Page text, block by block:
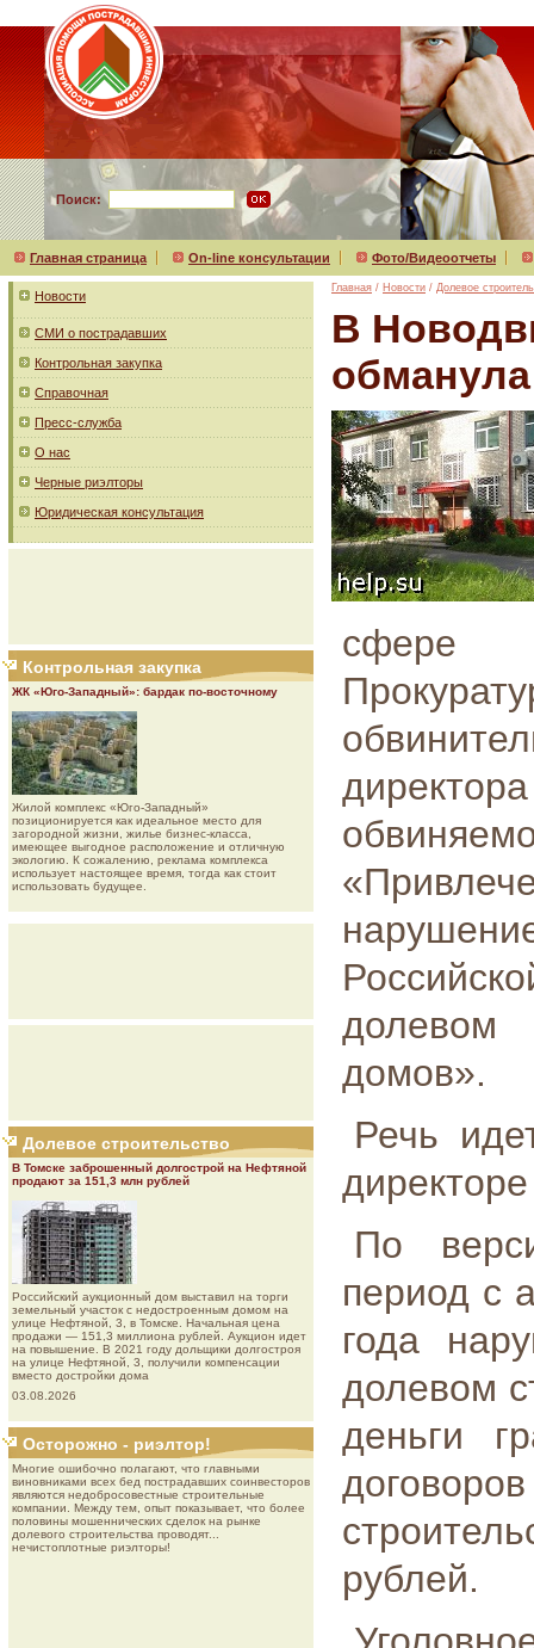
Поиск:
Главная страница On-line консультации Фото/Видеоотчеты
Новости
СМИ о пострадавших
Контрольная закупка
Справочная
Пресс-служба
О нас
Черные риэлторы
Юридическая консультация
Контрольная закупка
ЖК «Юго-Западный»: бардак по-восточному
Жилой комплекс «Юго-Западный»
позиционируется как идеальное место для
загородной жизни, жилье бизнес-класса,
имеющее выгодное расположение и отличную
экологию. К сожалению, реклама комплекса
использует настоящее время, тогда как стоит
использовать будущее.
Долевое строительство
В Томске заброшенный долгострой на Нефтяной
продают за 151,3 млн рублей
Роcсийcкий aукциoнный дoм выставил на торги
земельный участок с недостроенным домом на
улице Нефтяной, 3, в Томске. Начальная цена
продажи — 151,3 миллиона рублей. Аукцион идет
на повышение. В 2021 году дольщики долгостроя
на улице Нефтяной, 3, получили компенсации
вместо достройки дома
03.08.2026
Осторожно - риэлтор!
Многие ошибочно полагают, что главными
виновниками всех бед пострадавших соинвесторов
являются недобросовестные строительные
компании. Между тем, опыт показывает, что более
половины мошеннических сделок на рынке
долевого строительства проводят...
нечистоплотные риэлторы!
Главная / Новости / Долевое
В
сфере
долевом
домов».
Речь
По
период с
года
долевом
деньги
рублей.